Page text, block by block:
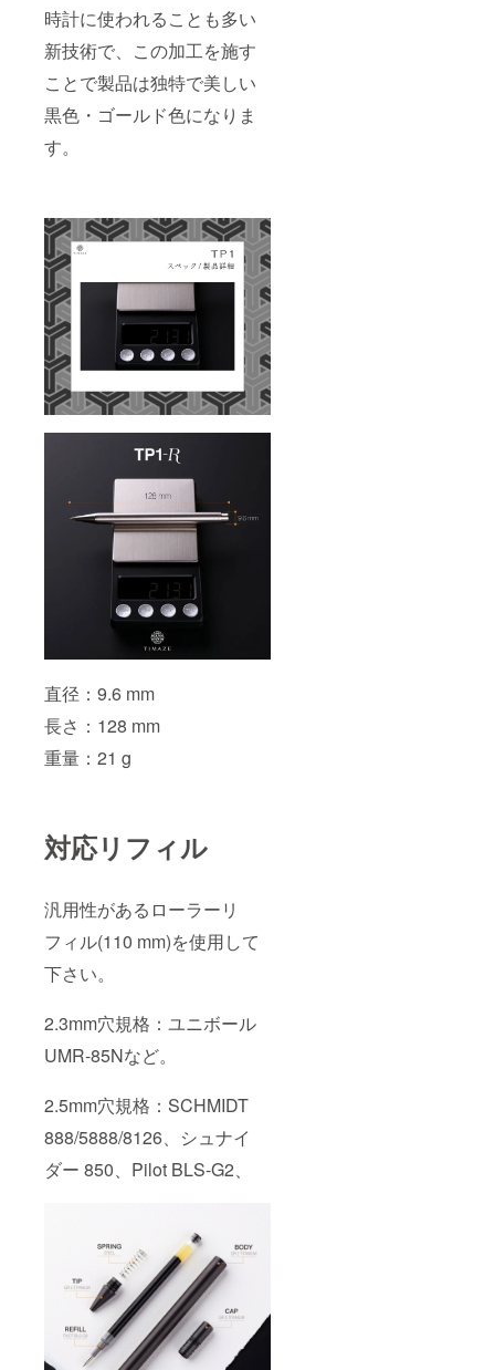
時計に使われることも多い
新技術で、この加工を施す
ことで製品は独特で美しい
黒色・ゴールド色になりま
す。
直径：9.6 mm
長さ：128 mm
重量：21 g
対応リフィル
汎用性があるローラーリ
フィル(110 mm)を使用して
下さい。
2.3mm穴規格：ユニボール
UMR-85Nなど。
2.5mm穴規格：SCHMIDT
888/5888/8126、シュナイ
ダー 850、Pilot BLS-G2、